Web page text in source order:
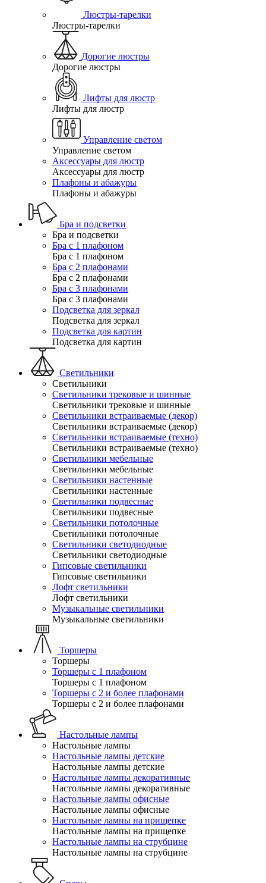
Люстры-тарелки
Люстры-тарелки
Дорогие люстры
Дорогие люстры
Лифты для люстр
Лифты для люстр
Управление светом
Управление светом
Аксессуары для люстр
Аксессуары для люстр
Плафоны и абажуры
Плафоны и абажуры
Бра и подсветки
Бра и подсветки
Бра с 1 плафоном
Бра с 1 плафоном
Бра с 2 плафонами
Бра с 2 плафонами
Бра с 3 плафонами
Бра с 3 плафонами
Подсветка для зеркал
Подсветка для зеркал
Подсветка для картин
Подсветка для картин
Светильники
Светильники
Светильники трековые и шинные
Светильники трековые и шинные
Светильники встраиваемые (декор)
Светильники встраиваемые (декор)
Светильники встраиваемые (техно)
Светильники встраиваемые (техно)
Светильники мебельные
Светильники мебельные
Светильники настенные
Светильники настенные
Светильники подвесные
Светильники подвесные
Светильники потолочные
Светильники потолочные
Светильники светодиодные
Светильники светодиодные
Гипсовые светильники
Гипсовые светильники
Лофт светильники
Лофт светильники
Музыкальные светильники
Музыкальные светильники
Торшеры
Торшеры
Торшеры с 1 плафоном
Торшеры с 1 плафоном
Торшеры с 2 и более плафонами
Торшеры с 2 и более плафонами
Настольные лампы
Настольные лампы
Настольные лампы детские
Настольные лампы детские
Настольные лампы декоративные
Настольные лампы декоративные
Настольные лампы офисные
Настольные лампы офисные
Настольные лампы на прищепке
Настольные лампы на прищепке
Настольные лампы на струбцине
Настольные лампы на струбцине